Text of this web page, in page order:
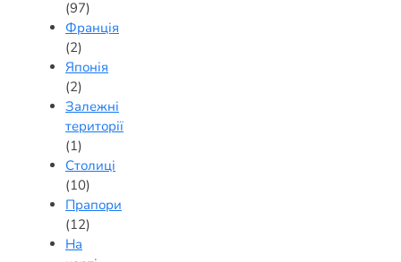
(97)
Франція
(2)
Японія
(2)
Залежні
території
(1)
Столиці
(10)
Прапори
(12)
На